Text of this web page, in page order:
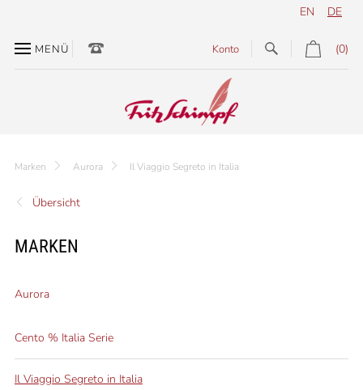
DE
EN
MENÜ (0)
Konto
Übersicht
Marken Aurora Il Viaggio Segreto in Italia
MARKEN
Aurora
Cento % Italia Serie
Il Viaggio Segreto in Italia